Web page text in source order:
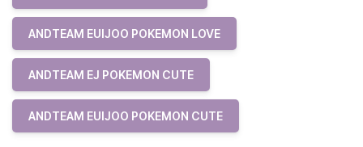
ANDTEAM EUIJOO POKEMON LOVE
ANDTEAM EJ POKEMON CUTE
ANDTEAM EUIJOO POKEMON CUTE